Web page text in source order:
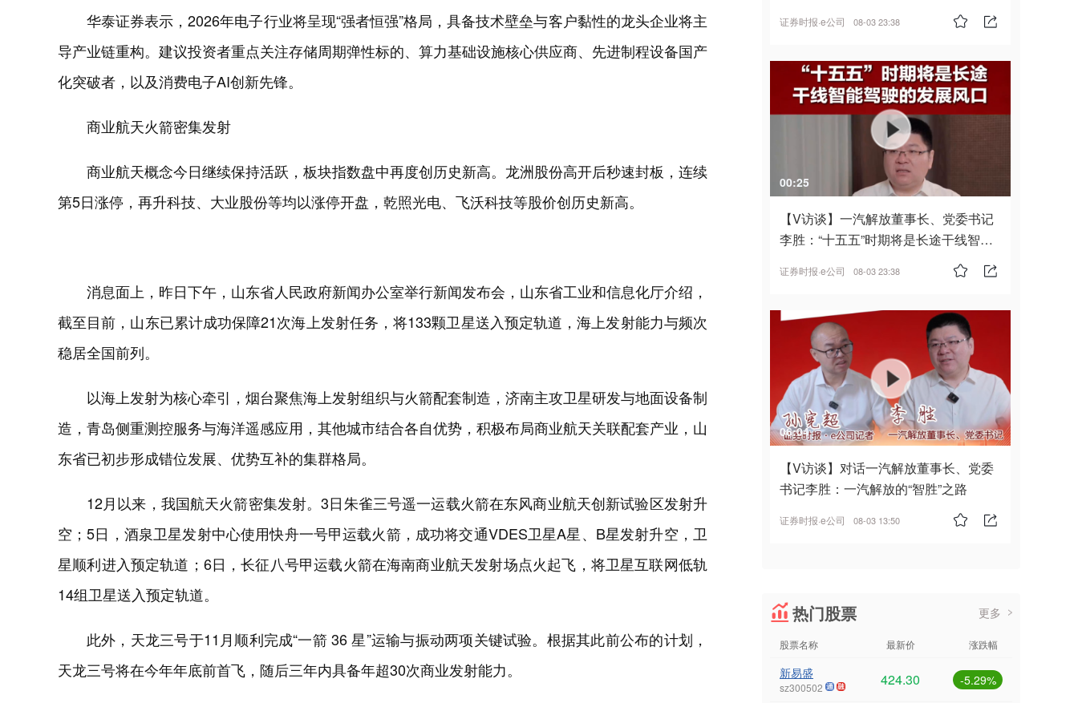
华泰证券表示，2026年电子行业将呈现“强者恒强”格局，具备技术壁垒与客户黏性的龙头企业将主
导产业链重构。建议投资者重点关注存储周期弹性标的、算力基础设施核心供应商、先进制程设备国产
化突破者，以及消费电子AI创新先锋。
商业航天火箭密集发射
商业航天概念今日继续保持活跃，板块指数盘中再度创历史新高。龙洲股份高开后秒速封板，连续
第5日涨停，再升科技、大业股份等均以涨停开盘，乾照光电、飞沃科技等股价创历史新高。
消息面上，昨日下午，山东省人民政府新闻办公室举行新闻发布会，山东省工业和信息化厅介绍，
截至目前，山东已累计成功保障21次海上发射任务，将133颗卫星送入预定轨道，海上发射能力与频次
稳居全国前列。
以海上发射为核心牵引，烟台聚焦海上发射组织与火箭配套制造，济南主攻卫星研发与地面设备制
造，青岛侧重测控服务与海洋遥感应用，其他城市结合各自优势，积极布局商业航天关联配套产业，山
东省已初步形成错位发展、优势互补的集群格局。
12月以来，我国航天火箭密集发射。3日朱雀三号遥一运载火箭在东风商业航天创新试验区发射升
空；5日，酒泉卫星发射中心使用快舟一号甲运载火箭，成功将交通VDES卫星A星、B星发射升空，卫
星顺利进入预定轨道；6日，长征八号甲运载火箭在海南商业航天发射场点火起飞，将卫星互联网低轨
14组卫星送入预定轨道。
此外，天龙三号于11月顺利完成“一箭 36 星”运输与振动两项关键试验。根据其此前公布的计划，
天龙三号将在今年年底前首飞，随后三年内具备年超30次商业发射能力。
证券时报·e公司 08-03 23:38
00:25
【V访谈】一汽解放董事长、党委书记
李胜：“十五五”时期将是长途干线智能
证券时报·e公司 08-03 23:38
06:04
【V访谈】对话一汽解放董事长、党委
书记李胜：一汽解放的“智胜”之路
证券时报·e公司 08-03 13:50
热门股票 更多
股票名称 最新价 涨跌幅
新易盛
sz300502 424.30 -5.29%